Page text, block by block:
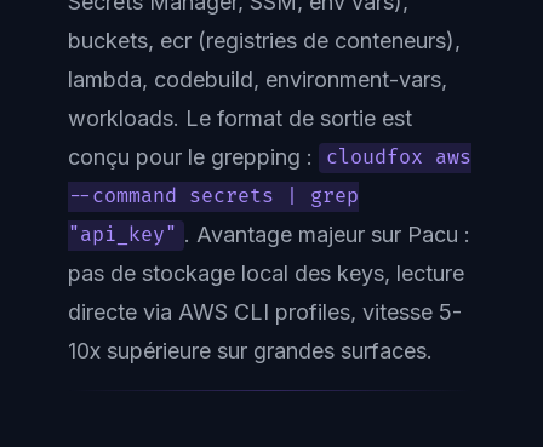
buckets, ecr (registries de conteneurs),
lambda, codebuild, environment-vars,
workloads. Le format de sortie est
conçu pour le grepping :
cloudfox aws
--command secrets | grep
"api_key" . Avantage majeur sur Pacu :
pas de stockage local des keys, lecture
directe via AWS CLI profiles, vitesse 5-
10x supérieure sur grandes surfaces.